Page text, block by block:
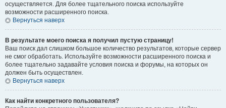
осуществляется. Для более тщательного поиска используйте
возможности расширенного поиска.
Вернуться наверх
В результате моего поиска я получил пустую страницу!
Ваш поиск дал слишком большое количество результатов, которые сервер
не смог обработать. Используйте возможности расширенного поиска и
более тщательно задавайте условия поиска и форумы, на которых он
должен быть осуществлен.
Вернуться наверх
Как найти конкретного пользователя?